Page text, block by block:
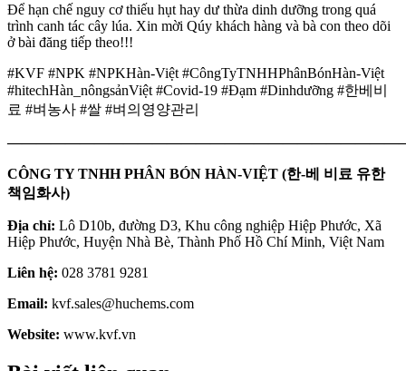
Để hạn chế nguy cơ thiếu hụt hay dư thừa dinh dưỡng trong quá
trình canh tác cây lúa. Xin mời Qúy khách hàng và bà con theo dõi
ở bài đăng tiếp theo!!!
#KVF #NPK #NPKHàn-Việt #CôngTyTNHHPhânBónHàn-Việt
#hitechHàn_nôngsảnViệt #Covid-19 #Đạm #Dinhdưỡng #한베비
료 #벼농사 #쌀 #벼의영양관리
CÔNG TY TNHH PHÂN BÓN HÀN-VIỆT (한-베 비료 유한
책임화사)
Địa chỉ: Lô D10b, đường D3, Khu công nghiệp Hiệp Phước, Xã
Hiệp Phước, Huyện Nhà Bè, Thành Phố Hồ Chí Minh, Việt Nam
Liên hệ: 028 3781 9281
Email: kvf.sales@huchems.com
Website: www.kvf.vn